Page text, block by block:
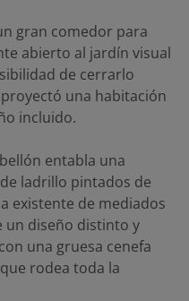
gran comedor para
abierto al jardín visual
de cerrarlo
una habitación
incluido.
entabla una
ladrillo pintados de
existente de mediados
un diseño distinto y
una gruesa cenefa
rodea toda la